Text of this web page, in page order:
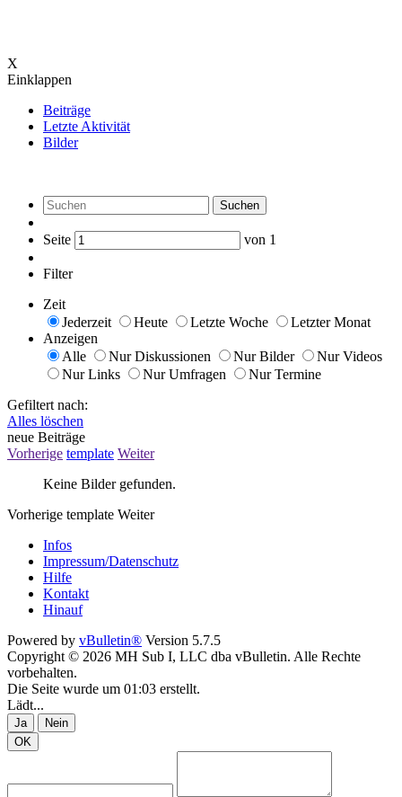
X
Einklappen
Beiträge
Letzte Aktivität
Bilder
Suchen
Seite von 1
Filter
Zeit
Jederzeit
Heute Letzte Woche
Letzter Monat
Anzeigen
Alle
Nur Diskussionen Nur Bilder
Nur Videos
Nur Links
Nur Umfragen
Nur Termine
Gefiltert nach:
Alles löschen
neue Beiträge
Vorherige template Weiter
Keine Bilder gefunden.
Vorherige template Weiter
Infos
Impressum/Datenschutz
Hilfe
Kontakt
Hinauf
Powered by vBulletin® Version 5.7.5
Copyright © 2026 MH Sub I, LLC dba vBulletin. Alle Rechte
vorbehalten.
Die Seite wurde um 01:03 erstellt.
Lädt...
Ja
Nein
OK